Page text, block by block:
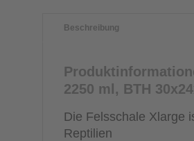
Beschreibung
2250 ml, BTH
Die Felsschale Xlarge
Reptilien